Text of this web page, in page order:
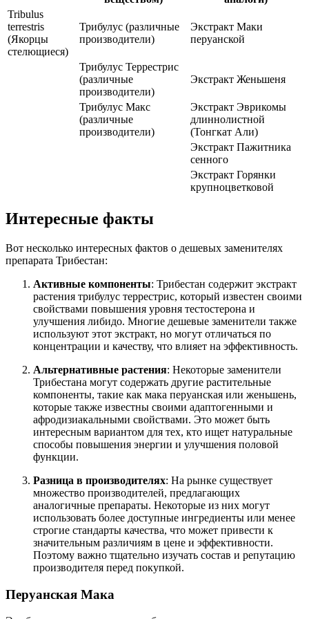
Tribulus
terrestris
(Якорцы
стелющиеся)
Трибулус (различные
производители)
Экстракт Маки
перуанской
Трибулус Террестрис
(различные
производители)
Экстракт Женьшеня
Трибулус Макс
(различные
производители)
Экстракт Эврикомы
длиннолистной
(Тонгкат Али)
Экстракт Пажитника
сенного
Экстракт Горянки
крупноцветковой
Интересные факты
Вот несколько интересных фактов о дешевых заменителях
препарата Трибестан:
Активные компоненты: Трибестан содержит экстракт
растения трибулус террестрис, который известен своими
свойствами повышения уровня тестостерона и
улучшения либидо. Многие дешевые заменители также
используют этот экстракт, но могут отличаться по
концентрации и качеству, что влияет на эффективность.
Альтернативные растения: Некоторые заменители
Трибестана могут содержать другие растительные
компоненты, такие как мака перуанская или женьшень,
которые также известны своими адаптогенными и
афродизиакальными свойствами. Это может быть
интересным вариантом для тех, кто ищет натуральные
способы повышения энергии и улучшения половой
функции.
Разница в производителях: На рынке существует
множество производителей, предлагающих
аналогичные препараты. Некоторые из них могут
использовать более доступные ингредиенты или менее
строгие стандарты качества, что может привести к
значительным различиям в цене и эффективности.
Поэтому важно тщательно изучать состав и репутацию
производителя перед покупкой.
Перуанская Мака